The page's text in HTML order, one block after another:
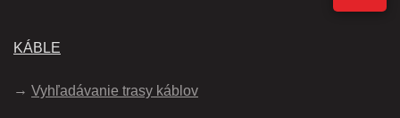
KÁBLE
Vyhľadávanie trasy káblov